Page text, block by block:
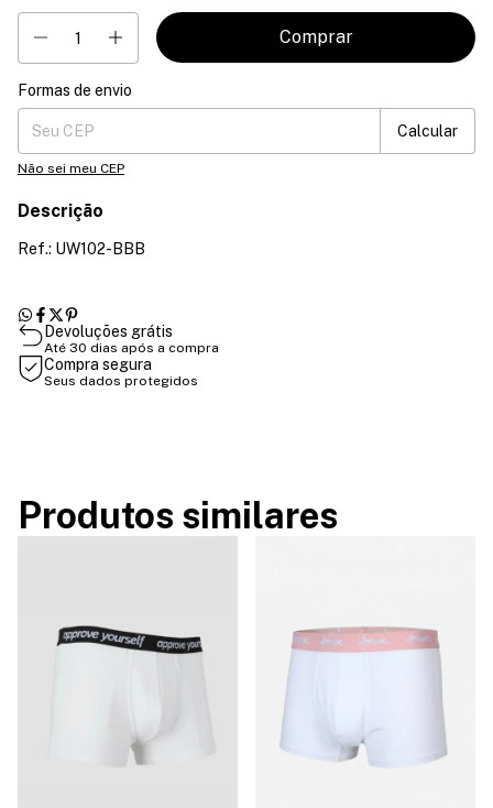
Entregas para o CEP:
Formas de envio
Calcular
Não sei meu CEP
Descrição
Ref.: UW102-BBB
Devoluções grátis
Até 30 dias após a compra
Compra segura
Seus dados protegidos
Produtos similares